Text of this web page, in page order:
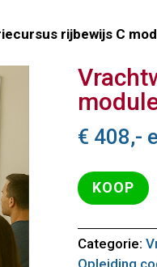
rijbewijs C
€ 408,-
KOOP
Categorie: